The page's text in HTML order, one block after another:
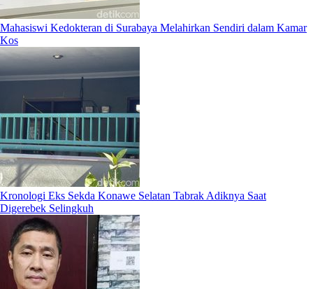
Mahasiswi Kedokteran di Surabaya Melahirkan Sendiri dalam Kamar
Kos
Kronologi Eks Sekda Konawe Selatan Tabrak Adiknya Saat
Digerebek Selingkuh